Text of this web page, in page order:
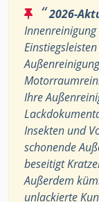
“2026-
Innenreinigung
Ihre
Insekten und
schonende
beseitigt
Außerdem
unlackierte